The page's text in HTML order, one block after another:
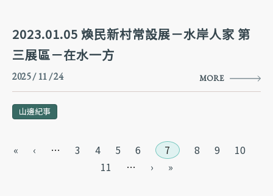
2023.01.05 煥民新村常設展－水岸人家 第
三展區－在水一方
MORE
2025 / 11 / 24
山邊紀事
« ‹ … 3 4 5 6 7 8 9
10
11
… › »